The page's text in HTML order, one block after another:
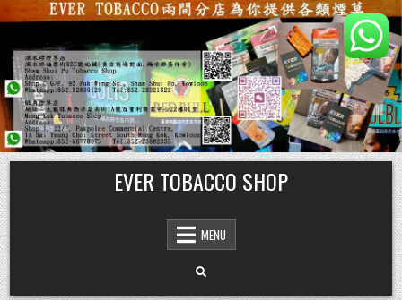
Skip
to
content
EVER TOBACCO SHOP
MENU